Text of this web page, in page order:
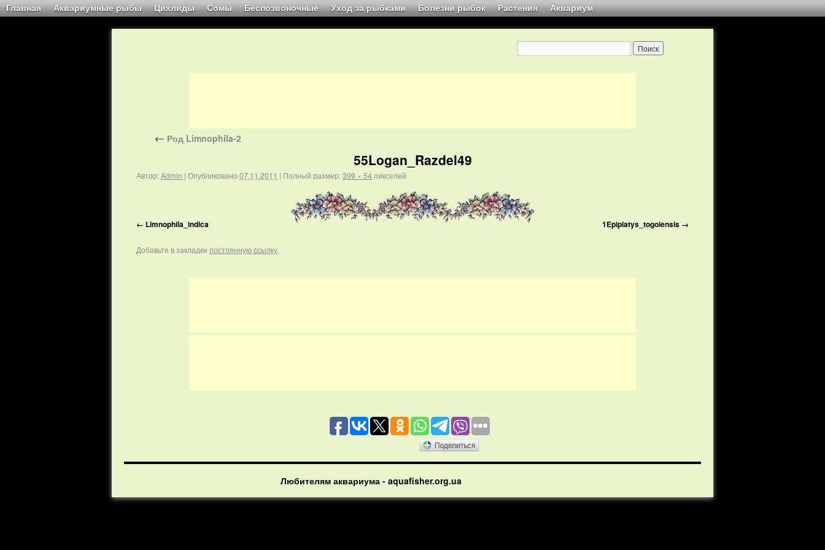
Главная Аквариумные рыбы Цихлиды Сомы Беспозвоночные Уход за рыбками Болезни рыбок Растения Аквариум
← Род Limnophila-2
55Logan_Razdel49
Автор:Admin | Опубликовано 07.11.2011 | Полный размер:399 × 54 пикселей
Limnophila_indica 1Epiplatys_togolensis
Добавьте в закладки постоянную ссылку.
Любителям аквариума - aquafisher.org.ua